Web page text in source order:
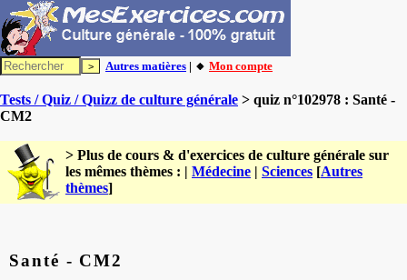
Autres matières | 🔸 Mon compte
Tests / Quiz / Quizz de culture générale > quiz n°102978 : Santé -
CM2
> Plus de cours & d'exercices de culture générale sur
les mêmes thèmes : | Médecine | Sciences [Autres
thèmes]
Santé - CM2